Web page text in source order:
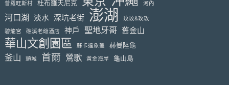
普羅旺斯村 杜布羅夫尼克 河內
河口湖 淡水 深坑老街 澎湖
玟玟&玫玫
碧龍宮
礁溪老爺酒店 神戶 聖地牙哥 舊金山
華山文創園區 蘇卡達象龜 赫曼陸龜
釜山 頭城 首爾 鶯歌 黃金海岸 龜山島